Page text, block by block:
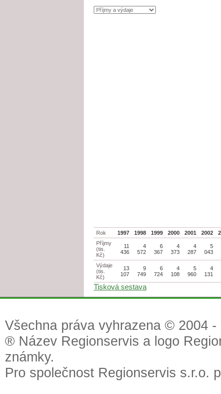
Rok 1997 1998 1999 2000 2001 2002
Příjmy
(tis.
Kč)
11
436
4
572
6
367
4
373
4
287
5
043
Výdaje
(tis.
Kč)
13
107
9
749
6
724
4
108
5
960
4
131
Tisková sestava
Všechna práva vyhrazena © 2004
® Název Regionservis a logo
známky.
Pro společnost Regionservis s.r.o.